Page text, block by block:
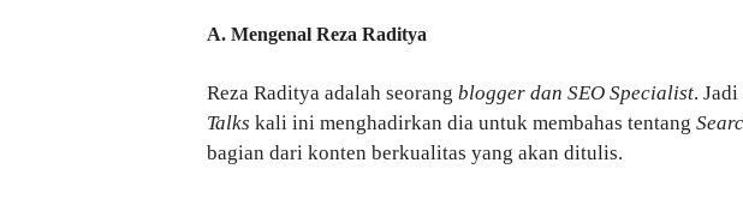
A. Mengenal Reza Raditya
Reza Raditya adalah seorang blogger dan SEO Specialist.
Talks kali ini menghadirkan dia untuk membahas tentang
bagian dari konten berkualitas yang akan ditulis.